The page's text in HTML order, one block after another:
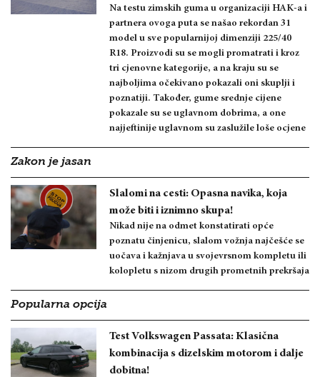
Na testu zimskih guma u organizaciji HAK-a i
partnera ovoga puta se našao rekordan 31
model u sve popularnijoj dimenziji 225/40
R18. Proizvodi su se mogli promatrati i kroz
tri cjenovne kategorije, a na kraju su se
najboljima očekivano pokazali oni skuplji i
poznatiji. Također, gume srednje cijene
pokazale su se uglavnom dobrima, a one
najjeftinije uglavnom su zaslužile loše ocjene
Zakon je jasan
Slalomi na cesti: Opasna navika, koja
može biti i iznimno skupa!
Nikad nije na odmet konstatirati opće
poznatu činjenicu, slalom vožnja najčešće se
uočava i kažnjava u svojevrsnom kompletu ili
kolopletu s nizom drugih prometnih prekršaja
Popularna opcija
Test Volkswagen Passata: Klasična
kombinacija s dizelskim motorom i dalje
dobitna!